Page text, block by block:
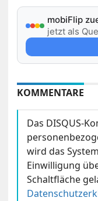
mobiFlip
jetzt als
KOMMENTARE
Das DISQUS-
wird das
Einwilligung
Schaltfläche